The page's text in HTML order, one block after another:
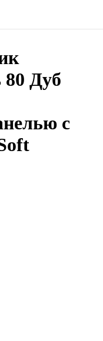
Дуб
с